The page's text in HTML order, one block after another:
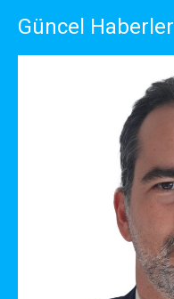
Güncel Haberler